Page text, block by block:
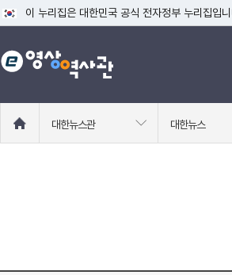
이 누리집은 대한민국 공식 전자정부 누리집입
공식 누리집 주소 확인하기
go.kr 주소를 사용하는 누리집은 대한민국 정부
로
대한뉴스관 대한뉴스